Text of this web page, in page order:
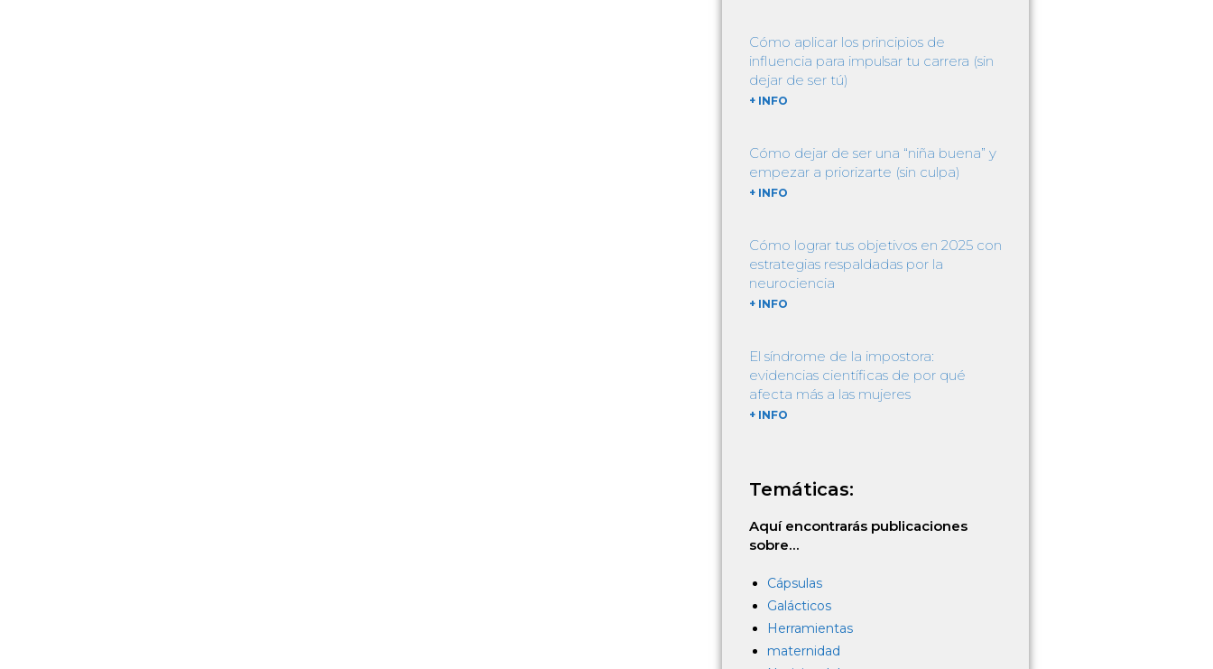
Cómo aplicar los principios de
influencia para impulsar tu carrera (sin
dejar de ser tú)
+ INFO
Cómo dejar de ser una “niña buena” y
empezar a priorizarte (sin culpa)
+ INFO
Cómo lograr tus objetivos en 2025 con
estrategias respaldadas por la
neurociencia
+ INFO
El síndrome de la impostora:
evidencias científicas de por qué
afecta más a las mujeres
+ INFO
Temáticas:
Aquí encontrarás publicaciones
sobre…
Cápsulas
Galácticos
Herramientas
maternidad